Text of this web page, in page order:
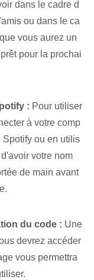
dans le cadre d
ou dans le ca
vous aurez un
pour la prochai
: ⁤Pour utiliser
à votre comp
ou en utilis
votre nom
de main avant
du code : Une
devrez accéder
vous permettra